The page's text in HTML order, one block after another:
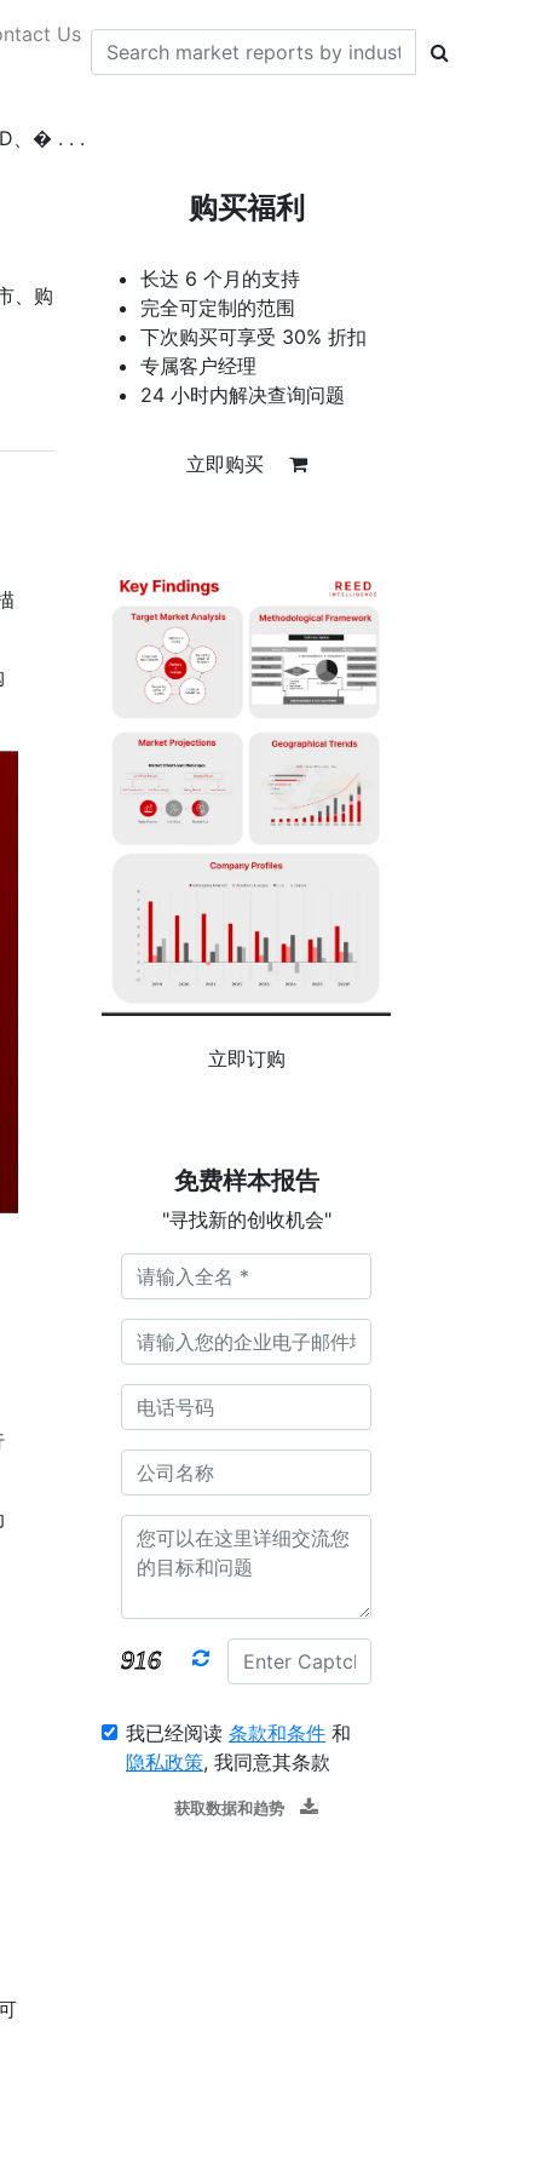
Us
、� . . .
、购
购买福利
长达 6 个月的支持
完全可定制的范围
下次购买可享受 30% 折扣
专属客户经理
24 小时内解决查询问题
立即购买
立即订购
免费样本报告
"寻找新的创收机会"
我已经阅读 条款和条件 和
隐私政策, 我同意其条款
获取数据和趋势